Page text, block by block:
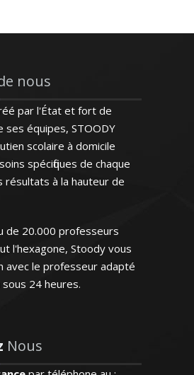
en première S)
des horaires et
du programme ce
aux besoins de ma
progresse de façon
remarquable"
la philosophie pour tous les
pour la préparation au
La réussite, l’épanouissement
de mes élèves sont ma
principale motivation
K. Michel –Professeur de
philosophie - Strasbourg
élèves en cours particuliers.
ouvert, je tâche d’apporter
nous
par l'État et fort de
ses équipes, STOODY
scolaire à domicile
spécifiques de chaque
résultats à la hauteur de
de 20.000 professeurs
l'hexagone, Stoody vous
avec le professeur adapté
24 heures.
Nous